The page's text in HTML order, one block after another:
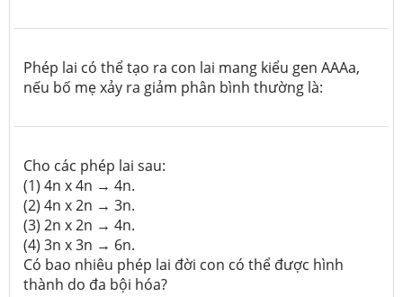
Phép lai có thể tạo ra con lai mang kiểu gen AAAa,
nếu bố mẹ xảy ra giảm phân bình thường là:
Cho các phép lai sau:
(1) 4n x 4n → 4n.
(2) 4n x 2n → 3n.
(3) 2n x 2n → 4n.
(4) 3n x 3n → 6n.
Có bao nhiêu phép lai đời con có thể được hình
thành do đa bội hóa?